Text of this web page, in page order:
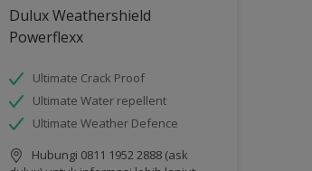
Dulux Weathershield
Powerflexx
Ultimate Crack Proof
Ultimate Water repellent
Ultimate Weather Defence
Hubungi 0811 1952 2888 (ask